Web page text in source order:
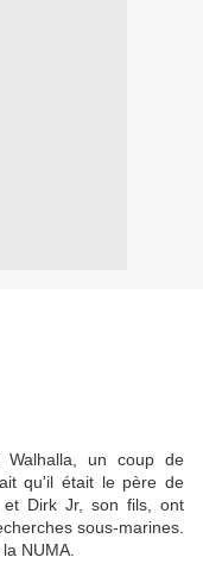
Walhalla, un coup de
qu'il était le père de
Dirk Jr, son fils, ont
sous-marines.
NUMA.